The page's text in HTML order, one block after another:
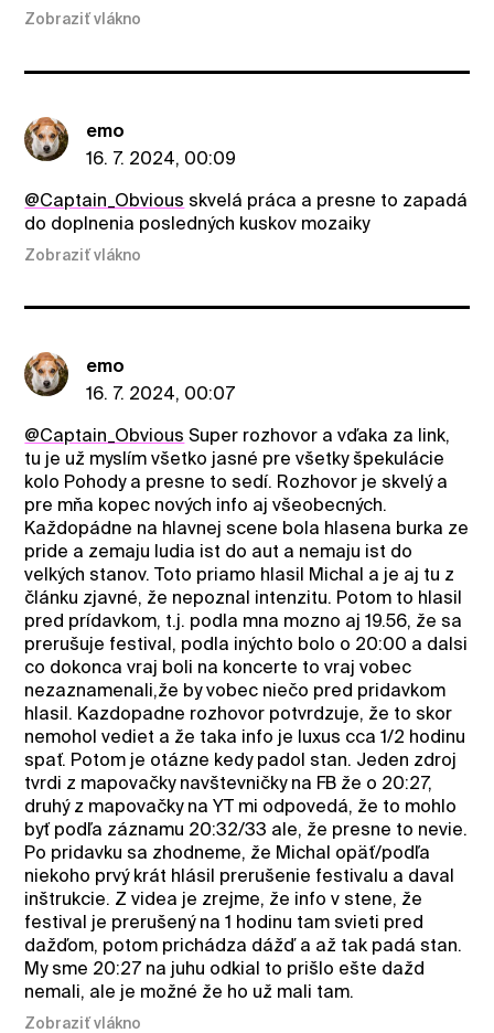
Zobraziť vlákno
emo
16. 7. 2024, 00:09
@Captain_Obvious skvelá práca a presne to zapadá
do doplnenia posledných kuskov mozaiky
Zobraziť vlákno
emo
16. 7. 2024, 00:07
@Captain_Obvious Super rozhovor a vďaka za link,
tu je už myslím všetko jasné pre všetky špekulácie
kolo Pohody a presne to sedí. Rozhovor je skvelý a
pre mňa kopec nových info aj všeobecných.
Každopádne na hlavnej scene bola hlasena burka ze
pride a zemaju ludia ist do aut a nemaju ist do
velkých stanov. Toto priamo hlasil Michal a je aj tu z
článku zjavné, že nepoznal intenzitu. Potom to hlasil
pred prídavkom, t.j. podla mna mozno aj 19.56, že sa
prerušuje festival, podla inýchto bolo o 20:00 a dalsi
co dokonca vraj boli na koncerte to vraj vobec
nezaznamenali,že by vobec niečo pred pridavkom
hlasil. Kazdopadne rozhovor potvrdzuje, že to skor
nemohol vediet a že taka info je luxus cca 1/2 hodinu
spať. Potom je otázne kedy padol stan. Jeden zdroj
tvrdi z mapovačky navštevničky na FB že o 20:27,
druhý z mapovačky na YT mi odpovedá, že to mohlo
byť podľa záznamu 20:32/33 ale, že presne to nevie.
Po pridavku sa zhodneme, že Michal opäť/podľa
niekoho prvý krát hlásil prerušenie festivalu a daval
inštrukcie. Z videa je zrejme, že info v stene, že
festival je prerušený na 1 hodinu tam svieti pred
dažďom, potom prichádza dážď a až tak padá stan.
My sme 20:27 na juhu odkial to prišlo ešte dažd
nemali, ale je možné že ho už mali tam.
Zobraziť vlákno